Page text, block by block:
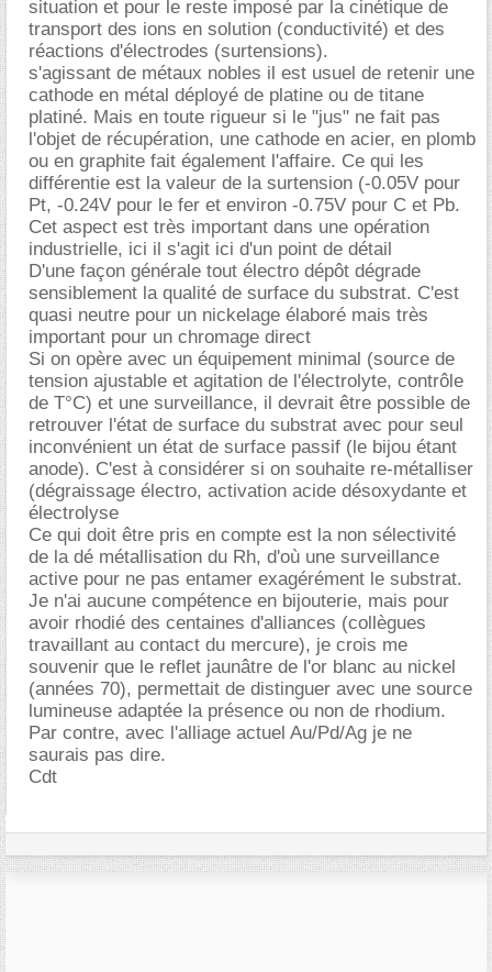
situation et pour le reste imposé par la cinétique de
transport des ions en solution (conductivité) et des
réactions d'électrodes (surtensions).
s'agissant de métaux nobles il est usuel de retenir une
cathode en métal déployé de platine ou de titane
platiné. Mais en toute rigueur si le "jus" ne fait pas
l'objet de récupération, une cathode en acier, en plomb
ou en graphite fait également l'affaire. Ce qui les
différentie est la valeur de la surtension (-0.05V pour
Pt, -0.24V pour le fer et environ -0.75V pour C et Pb.
Cet aspect est très important dans une opération
industrielle, ici il s'agit ici d'un point de détail
D'une façon générale tout électro dépôt dégrade
sensiblement la qualité de surface du substrat. C'est
quasi neutre pour un nickelage élaboré mais très
important pour un chromage direct
Si on opère avec un équipement minimal (source de
tension ajustable et agitation de l'électrolyte, contrôle
de T°C) et une surveillance, il devrait être possible de
retrouver l'état de surface du substrat avec pour seul
inconvénient un état de surface passif (le bijou étant
anode). C'est à considérer si on souhaite re-métalliser
(dégraissage électro, activation acide désoxydante et
électrolyse
Ce qui doit être pris en compte est la non sélectivité
de la dé métallisation du Rh, d'où une surveillance
active pour ne pas entamer exagérément le substrat.
Je n'ai aucune compétence en bijouterie, mais pour
avoir rhodié des centaines d'alliances (collègues
travaillant au contact du mercure), je crois me
souvenir que le reflet jaunâtre de l'or blanc au nickel
(années 70), permettait de distinguer avec une source
lumineuse adaptée la présence ou non de rhodium.
Par contre, avec l'alliage actuel Au/Pd/Ag je ne
saurais pas dire.
Cdt